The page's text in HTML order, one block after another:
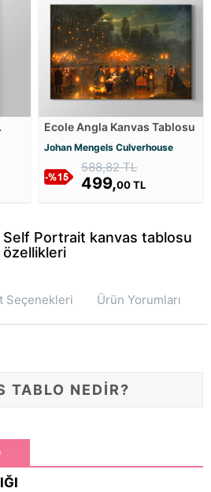
Ecole Angla Kanvas Tablosu
Johan Mengels Culverhouse
588,82 TL
499,00 TL
Portrait kanvas tablosu
özellikleri
Seçenekleri Ürün Yorumları
TABLO NEDİR?